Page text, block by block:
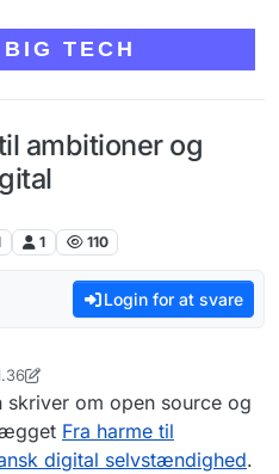
TECH
ambitioner og
1 110
Login for at svare
skriver om open source og
Fra harme til
digital selvstændighed.